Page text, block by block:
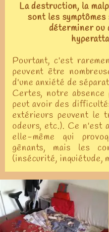
La destruction, la
sont les
déterminer ou
Pourtant, c'est
peuvent être
d'une anxiété de
Certes, notre
peut avoir des
extérieurs peuvent le
odeurs, etc.). Ce n'est
elle-même qui
gênants, mais les
(insécurité, inquiétude,